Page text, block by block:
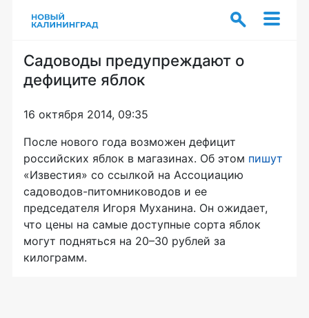
Садоводы предупреждают о
дефиците яблок
16 октября 2014, 09:35
После нового года возможен дефицит
российских яблок в магазинах. Об этом пишут
«Известия» со ссылкой на Ассоциацию
садоводов-питомниководов и ее
председателя Игоря Муханина. Он ожидает,
что цены на самые доступные сорта яблок
могут подняться на 20–30 рублей за
килограмм.